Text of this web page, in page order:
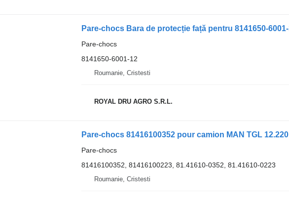
Pare-chocs
8141650-6001-12
Roumanie, Cristesti
ROYAL DRU AGRO S.R.L.
Pare-chocs 81416100352 pour camion MAN TGL 12.220
Pare-chocs
81416100352, 81416100223, 81.41610-0352, 81.41610-0223
Roumanie, Cristesti